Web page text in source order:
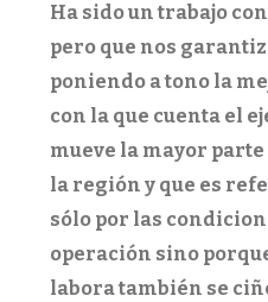
Ha sido un trabajo
pero que nos
poniendo a tono la
con la que cuenta el
mueve la mayor parte
la región y que es
sólo por las
operación sino
labora también se